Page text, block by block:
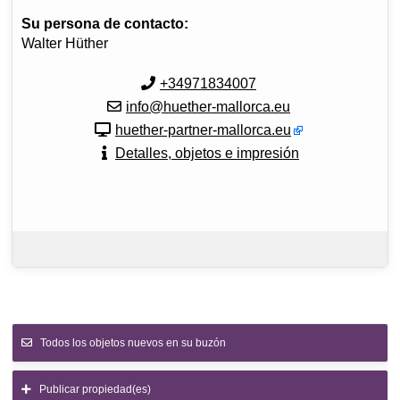
Su persona de contacto:
Walter Hüther
+34971834007
info@huether-mallorca.eu
huether-partner-mallorca.eu
Detalles, objetos e impresión
Todos los objetos nuevos en su buzón
Publicar propiedad(es)